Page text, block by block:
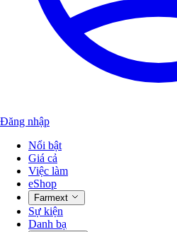
Đăng nhập
Nổi bật
Giá cả
Việc làm
eShop
Farmext
Sự kiện
Danh bạ